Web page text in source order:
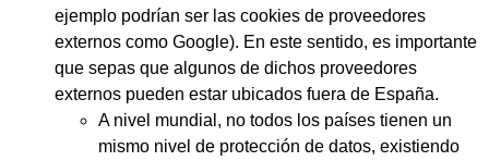
ejemplo podrían ser las cookies de proveedores
externos como Google). En este sentido, es importante
que sepas que algunos de dichos proveedores
externos pueden estar ubicados fuera de España.
A nivel mundial, no todos los países tienen un
mismo nivel de protección de datos, existiendo